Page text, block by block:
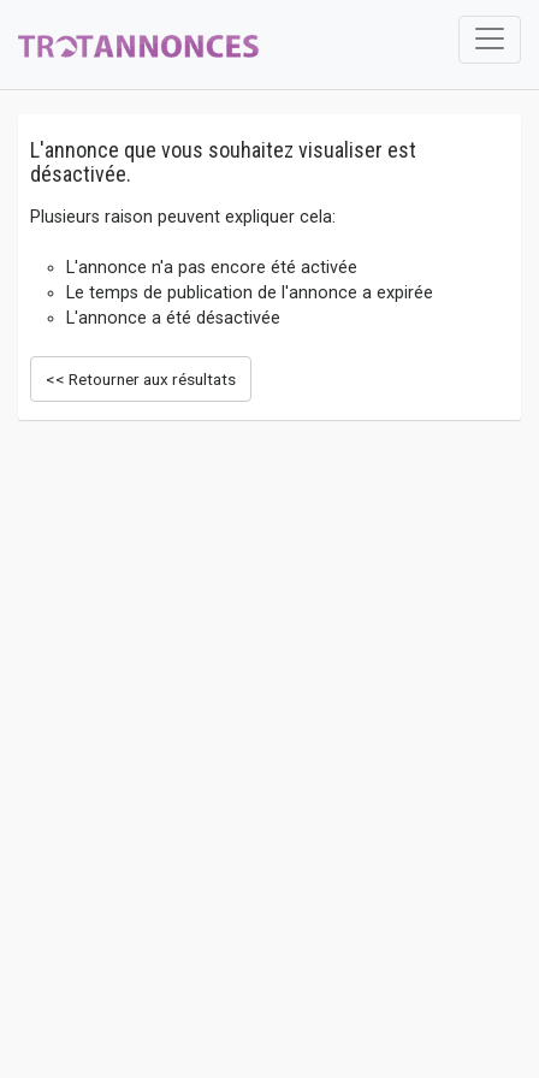
L'annonce que vous souhaitez visualiser est
désactivée.
Plusieurs raison peuvent expliquer cela:
L'annonce n'a pas encore été activée
Le temps de publication de l'annonce a expirée
L'annonce a été désactivée
<< Retourner aux résultats